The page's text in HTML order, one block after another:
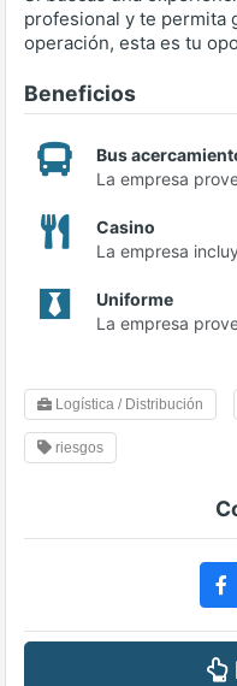
profesional y te permita
operación, esta es tu
Beneficios
Bus
La empresa
Casino
La empresa
Uniforme
La empresa
Logística / Distribución
riesgos